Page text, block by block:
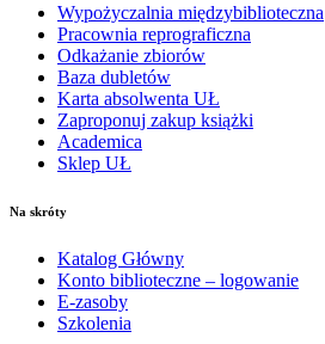
Wypożyczalnia międzybiblioteczna
Pracownia reprograficzna
Odkażanie zbiorów
Baza dubletów
Karta absolwenta UŁ
Zaproponuj zakup książki
Academica
Sklep UŁ
Na skróty
Katalog Główny
Konto biblioteczne – logowanie
E-zasoby
Szkolenia